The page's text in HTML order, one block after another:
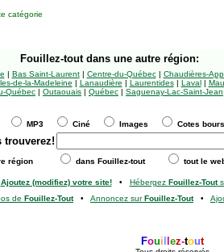
catégorie
Fouillez-tout dans une autre région:
| Bas Saint-Laurent| Centre-du-Québec| Chaudières-
de-la-Madeleine | Lanaudière | Laurentides| Laval|
Québec | Outaouais | Québec | Saguenay-Lac-Saint-Jean
MP3 Ciné Images Cotes
trouverez!
région dans Fouillez-tout tout le
Ajoutez (modifiez) votre site!• Hébergez Fouillez-Tout
de Fouillez-Tout• Annoncez surFouillez-Tout•
Foui ez-tout